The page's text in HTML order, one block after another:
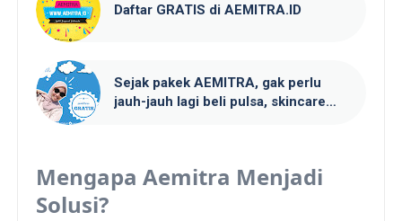
Daftar GRATIS di AEMITRA.ID
Sejak pakek AEMITRA, gak perlu
jauh-jauh lagi beli pulsa, skincare
Mengapa Aemitra Menjadi
Solusi?